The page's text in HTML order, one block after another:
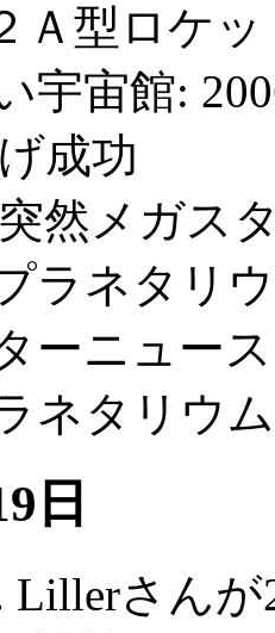
Ａ型ロケ
宇宙館:
成功
然メガス
ラネタリ
ーニュー
ネタリウ
日
Lillerさん